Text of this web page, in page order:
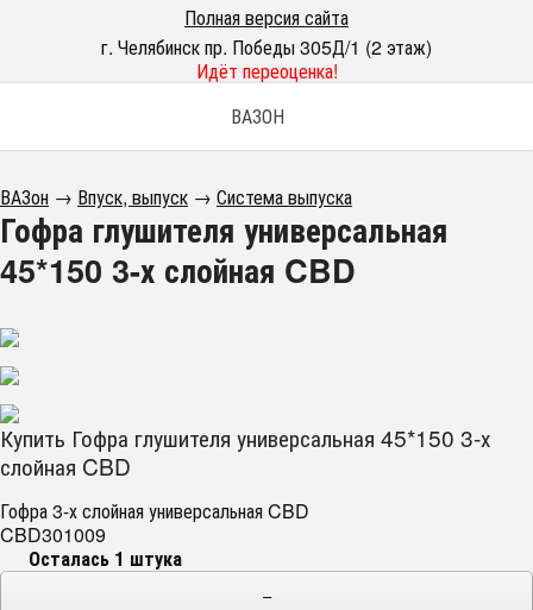
Полная версия сайта
г. Челябинск пр. Победы 305Д/1 (2 этаж)
Идёт переоценка!
ВАЗОН
ВАЗон → Впуск, выпуск → Система выпуска
Гофра глушителя универсальная
45*150 3-х слойная CBD
Купить Гофра глушителя универсальная 45*150 3-х
слойная CBD
Гофра 3-х слойная универсальная CBD
CBD301009
Осталась 1 штука
−